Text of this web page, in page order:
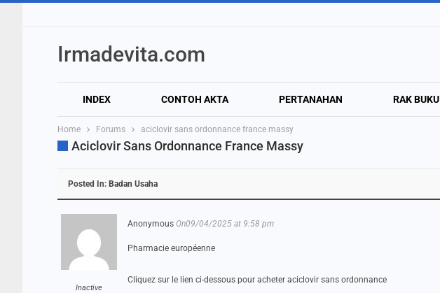
Irmadevita.com
INDEX CONTOH AKTA PERTANAHAN RAK BUKU
Home Forums aciclovir sans ordonnance france massy
Aciclovir Sans Ordonnance France Massy
Posted In: Badan Usaha
Inactive
Anonymous On09/04/2025 at 9:58 pm
Pharmacie européenne
Cliquez sur le lien ci-dessous pour acheter aciclovir sans ordonnance